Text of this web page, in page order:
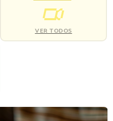
VER TODOS